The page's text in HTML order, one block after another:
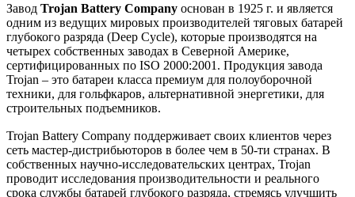
Завод Trojan Battery Company основан в 1925 г. и является
одним из ведущих мировых производителей тяговых батарей
глубокого разряда (Deep Cycle), которые производятся на
четырех собственных заводах в Северной Америке,
сертифицированных по ISO 2000:2001. Продукция завода
Trojan – это батареи класса премиум для полоуборочной
техники, для гольфкаров, альтернативной энергетики, для
строительных подъемников.
Trojan Battery Company поддерживает своих клиентов через
сеть мастер-дистрибьюторов в более чем в 50-ти странах. В
собственных научно-исследовательских центрах, Trojan
проводит исследования производительности и реального
срока службы батарей глубокого разряда, стремясь улучшить